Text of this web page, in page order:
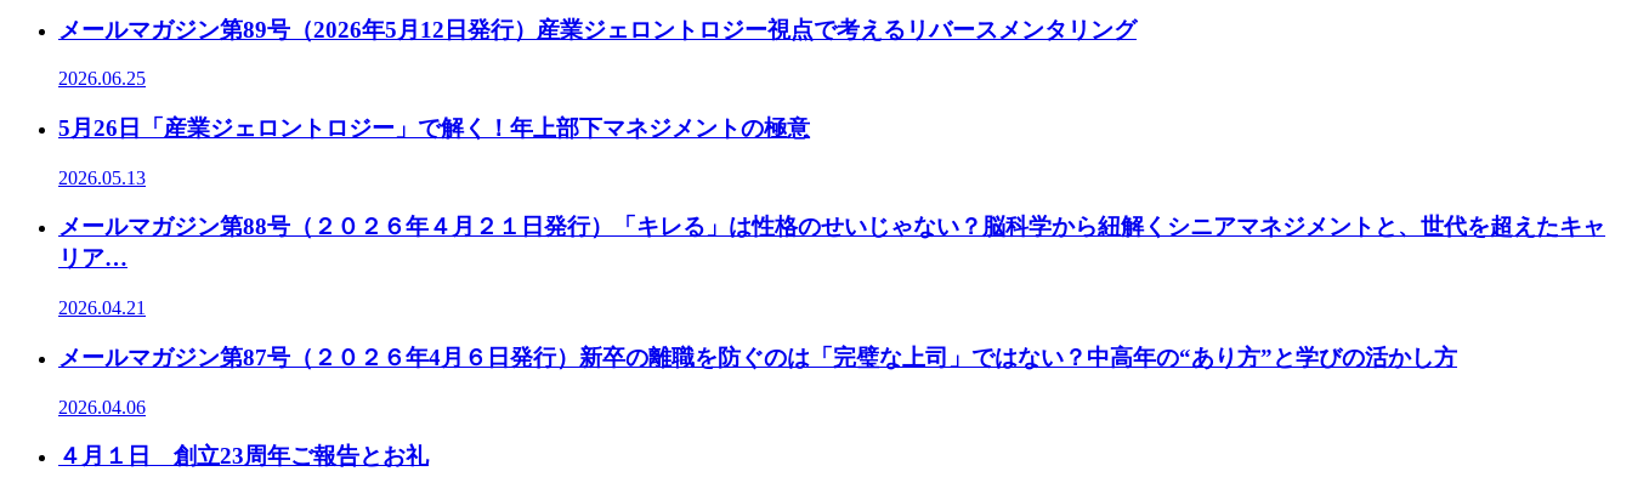
メールマガジン第89号（2026年5月12日発行）産業ジェロントロジー視点で考えるリバースメンタリング
2026.06.25
5月26日「産業ジェロントロジー」で解く！年上部下マネジメントの極意
2026.05.13
メールマガジン第88号（２０２６年４月２１日発行）「キレる」は性格のせいじゃない？脳科学から紐解くシニアマネジメントと、世代を超えたキャ
リア…
2026.04.21
メールマガジン第87号（２０２６年4月６日発行）新卒の離職を防ぐのは「完璧な上司」ではない？中高年の“あり方”と学びの活かし方
2026.04.06
４月１日 創立23周年ご報告とお礼